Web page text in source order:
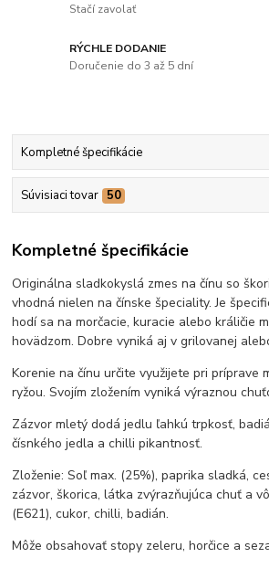
Stačí zavolať
RÝCHLE DODANIE
Doručenie do 3 až 5 dní
Kompletné špecifikácie
Súvisiaci tovar 50
Kompletné špecifikácie
Originálna sladkokyslá zmes na čínu so
vhodná nielen na čínske špeciality. Je
hodí sa na morčacie, kuracie alebo králičie
hovädzom. Dobre vyniká aj v grilovanej
Korenie na čínu určite využijete pri príprave
ryžou. Svojím zložením vyniká výraznou
Zázvor mletý dodá jedlu ľahkú trpkosť,
čísnkého jedla a chilli pikantnosť.
Zloženie: Soľ max. (25%), paprika sladká,
zázvor, škorica, látka zvýrazňujúca chuť a
(E621), cukor, chilli, badián.
Môže obsahovať stopy zeleru, horčice a